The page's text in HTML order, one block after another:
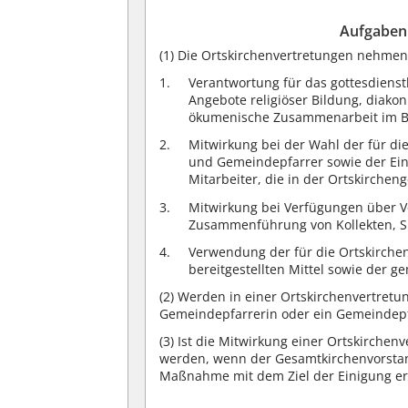
(1) Die Ortskirchenvertretungen
Verantwortung für das
Angebote religiöser Bildung,
ökumenische Zusammenarbeit im
Mitwirkung bei der Wahl der für
und Gemeindepfarrer sowie der
Mitarbeiter, die in der
Mitwirkung bei Verfügungen über
Zusammenführung von Kollekten,
Verwendung der für die
bereitgestellten Mittel sowie der
(2) Werden in einer
Gemeindepfarrerin oder ein
(3) Ist die Mitwirkung einer
werden, wenn der
Maßnahme mit dem Ziel der Einigung